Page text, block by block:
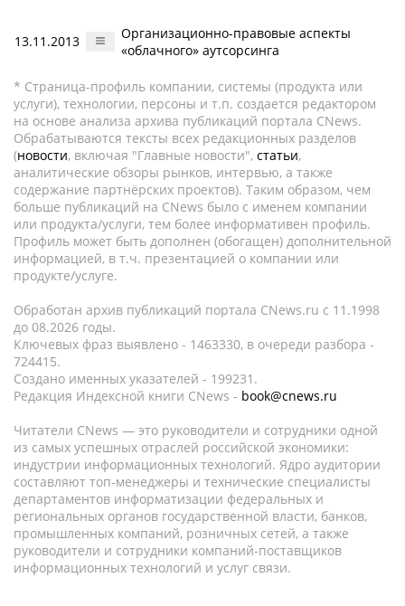
13.11.2013
Организационно-правовые аспекты
«облачного» аутсорсинга
* Страница-профиль компании, системы (продукта или
услуги), технологии, персоны и т.п. создается редактором
на основе анализа архива публикаций портала CNews.
Обрабатываются тексты всех редакционных разделов
(новости, включая "Главные новости", статьи,
аналитические обзоры рынков, интервью, а также
содержание партнёрских проектов). Таким образом, чем
больше публикаций на CNews было с именем компании
или продукта/услуги, тем более информативен профиль.
Профиль может быть дополнен (обогащен) дополнительной
информацией, в т.ч. презентацией о компании или
продукте/услуге.
Обработан архив публикаций портала CNews.ru c 11.1998
до 08.2026 годы.
Ключевых фраз выявлено - 1463330, в очереди разбора -
724415.
Создано именных указателей - 199231.
Редакция Индексной книги CNews - book@cnews.ru
Читатели CNews — это руководители и сотрудники одной
из самых успешных отраслей российской экономики:
индустрии информационных технологий. Ядро аудитории
составляют топ-менеджеры и технические специалисты
департаментов информатизации федеральных и
региональных органов государственной власти, банков,
промышленных компаний, розничных сетей, а также
руководители и сотрудники компаний-поставщиков
информационных технологий и услуг связи.